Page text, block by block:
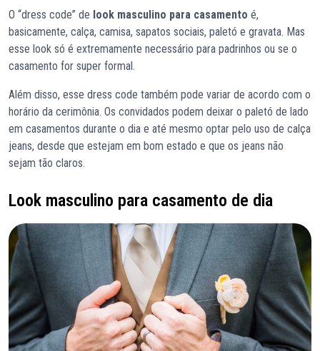
O “dress code” de look masculino para casamento é,
basicamente, calça, camisa, sapatos sociais, paletó e gravata. Mas
esse look só é extremamente necessário para padrinhos ou se o
casamento for super formal.
Além disso, esse dress code também pode variar de acordo com o
horário da cerimônia. Os convidados podem deixar o paletó de lado
em casamentos durante o dia e até mesmo optar pelo uso de calça
jeans, desde que estejam em bom estado e que os jeans não
sejam tão claros.
Look masculino para casamento de dia